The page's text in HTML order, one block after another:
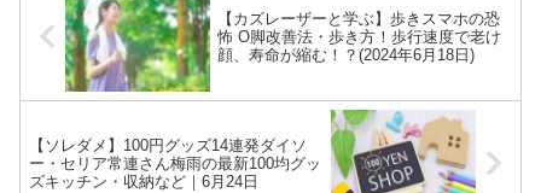
【カズレーザーと学ぶ】歩きスマホの恐
怖 O脚改善法・歩き方！歩行速度で老け
顔、寿命が縮む！？(2024年6月18日)
【ソレダメ】100円グッズ14連発ダイソ
ー・セリア常連さん梅雨の最新100均グッ
ズキッチン・収納など｜6月24日